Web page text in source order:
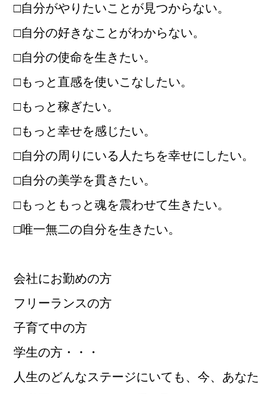
□自分がやりたいことが見つからない。
□自分の好きなことがわからない。
□自分の使命を生きたい。
□もっと直感を使いこなしたい。
□もっと稼ぎたい。
□もっと幸せを感じたい。
□自分の周りにいる人たちを幸せにしたい。
□自分の美学を貫きたい。
□もっともっと魂を震わせて生きたい。
□唯一無二の自分を生きたい。
会社にお勤めの方
フリーランスの方
子育て中の方
学生の方・・・
人生のどんなステージにいても、今、あなた